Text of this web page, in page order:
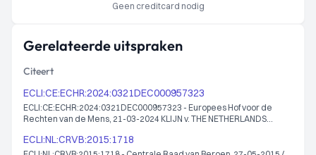
Geen creditcard nodig
Gerelateerde uitspraken
Citeert
ECLI:CE:ECHR:2024:0321DEC000957323
ECLI:CE:ECHR:2024:0321DEC000957323 - Europees Hof voor de
Rechten van de Mens, 21-03-2024 KLIJN v. THE NETHERLANDS
ECLI:NL:CRVB:2015:1718